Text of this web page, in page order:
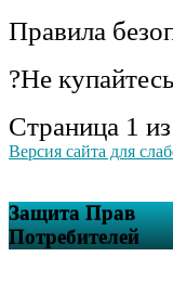
Правила
?Не
Страница 1
Версия сайта для
Защита Прав
Потребителей